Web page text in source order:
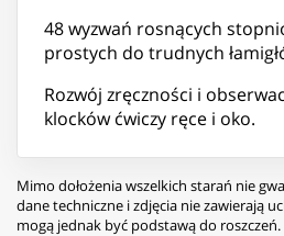
48 wyzwań rosnących
prostych do trudnych
Rozwój zręczności i
klocków ćwiczy ręce i oko.
Mimo dołożenia wszelkich starań nie
dane techniczne i zdjęcia nie zawierają
mogą jednak być podstawą do roszczeń.